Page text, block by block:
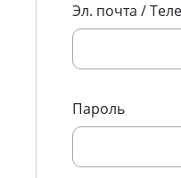
Эл. почта /
Пароль